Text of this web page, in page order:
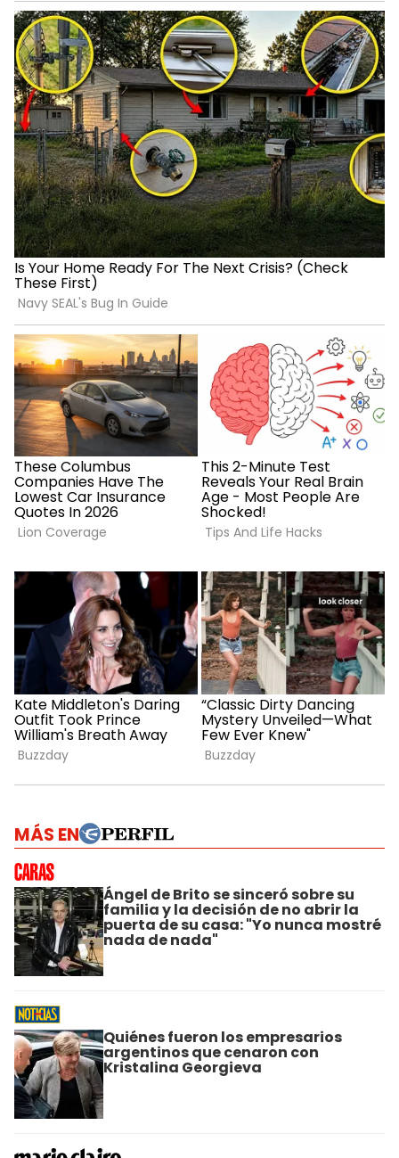
MÁS EN
Ángel de Brito se sinceró sobre su
familia y la decisión de no abrir la
puerta de su casa: "Yo nunca mostré
nada de nada"
Quiénes fueron los empresarios
argentinos que cenaron con
Kristalina Georgieva